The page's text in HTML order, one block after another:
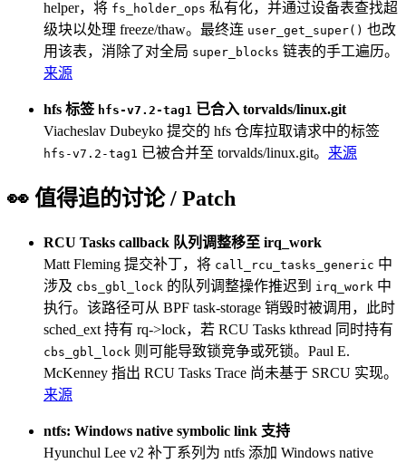
helper，将 fs_holder_ops 私有化，并通过设备表查找超
级块以处理 freeze/thaw。最终连 user_get_super() 也改
用该表，消除了对全局 super_blocks 链表的手工遍历。
来源
hfs 标签 hfs-v7.2-tag1 已合入 torvalds/linux.git
Viacheslav Dubeyko 提交的 hfs 仓库拉取请求中的标签
hfs-v7.2-tag1 已被合并至 torvalds/linux.git。 来源
👀 值得追的讨论 / Patch
RCU Tasks callback 队列调整移至 irq_work
Matt Fleming 提交补丁，将 call_rcu_tasks_generic 中
涉及 cbs_gbl_lock 的队列调整操作推迟到 irq_work 中
执行。该路径可从 BPF task-storage 销毁时被调用，此时
sched_ext 持有 rq->lock，若 RCU Tasks kthread 同时持有
cbs_gbl_lock 则可能导致锁竞争或死锁。Paul E.
McKenney 指出 RCU Tasks Trace 尚未基于 SRCU 实现。
来源
ntfs: Windows native symbolic link 支持
Hyunchul Lee v2 补丁系列为 ntfs 添加 Windows native